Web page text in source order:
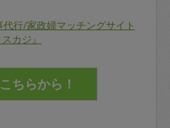
行/家政婦マッチングサイト
スカジ』